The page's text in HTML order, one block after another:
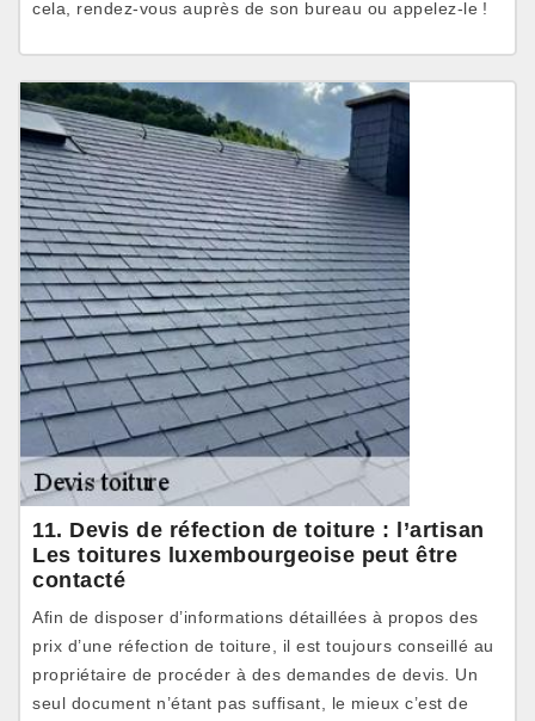
cela, rendez-vous auprès de son bureau ou appelez-le !
11. Devis de réfection de toiture : l’artisan
Les toitures luxembourgeoise peut être
contacté
Afin de disposer d’informations détaillées à propos des
prix d’une réfection de toiture, il est toujours conseillé au
propriétaire de procéder à des demandes de devis. Un
seul document n’étant pas suffisant, le mieux c’est de